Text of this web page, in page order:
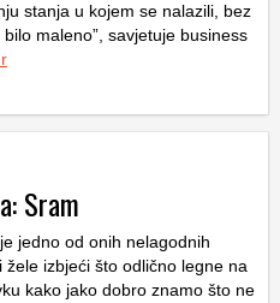
stanja u kojem se nalazili, bez
maleno”, savjetuje business
Sram
jedno od onih nelagodnih
žele izbjeći što odlično legne na
kako jako dobro znamo što ne